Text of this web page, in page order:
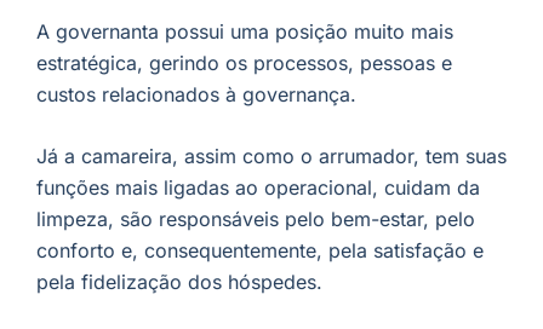
A governanta possui uma posição muito mais
estratégica, gerindo os processos, pessoas e
custos relacionados à governança.
Já a camareira, assim como o arrumador, tem suas
funções mais ligadas ao operacional, cuidam da
limpeza, são responsáveis pelo bem-estar, pelo
conforto e, consequentemente, pela satisfação e
pela fidelização dos hóspedes.